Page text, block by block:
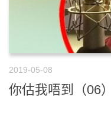
2019-05-08
你估我唔到（06